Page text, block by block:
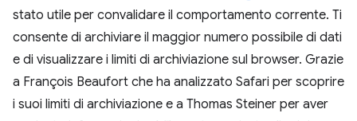
stato utile per convalidare il comportamento corrente. Ti
consente di archiviare il maggior numero possibile di dati
e di visualizzare i limiti di archiviazione sul browser. Grazie
a François Beaufort che ha analizzato Safari per scoprire
i suoi limiti di archiviazione e a Thomas Steiner per aver